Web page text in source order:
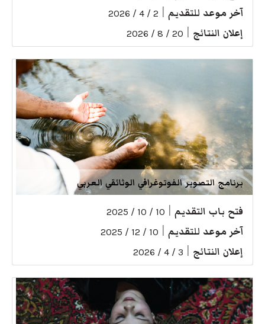
آخر موعد للتقديم 2 / 4 / 2026
إعلان النتائج 20 / 8 / 2026
برنامج التصوير الفوتوغرافي الوثائقي العربي
فتح باب التقديم 10 / 10 / 2025
آخر موعد للتقديم 10 / 12 / 2025
إعلان النتائج 3 / 4 / 2026